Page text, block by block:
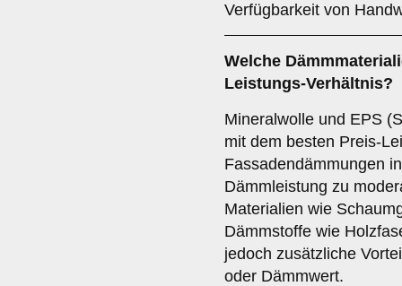
Verfügbarkeit von
Welche
Leistungs-Verhältnis?
Mineralwolle und EPS
mit dem besten Preis-
Fassadendämmungen
Dämmleistung zu
Materialien wie
Dämmstoffe wie
jedoch zusätzliche
oder Dämmwert.